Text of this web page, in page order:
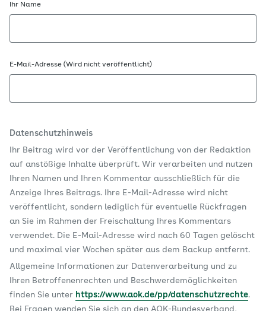
Ihr Name
E-Mail-Adresse (Wird nicht veröffentlicht)
Datenschutzhinweis
Ihr Beitrag wird vor der Veröffentlichung von der Redaktion
auf anstößige Inhalte überprüft. Wir verarbeiten und nutzen
Ihren Namen und Ihren Kommentar ausschließlich für die
Anzeige Ihres Beitrags. Ihre E-Mail-Adresse wird nicht
veröffentlicht, sondern lediglich für eventuelle Rückfragen
an Sie im Rahmen der Freischaltung Ihres Kommentars
verwendet. Die E-Mail-Adresse wird nach 60 Tagen gelöscht
und maximal vier Wochen später aus dem Backup entfernt.
Allgemeine Informationen zur Datenverarbeitung und zu
Ihren Betroffenenrechten und Beschwerdemöglichkeiten
finden Sie unter https://www.aok.de/pp/datenschutzrechte.
Bei Fragen wenden Sie sich an den AOK-Bundesverband,